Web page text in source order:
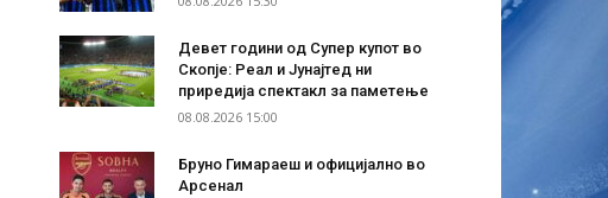
Девет години од Супер купот во
Скопје: Реал и Јунајтед ни
приредија спектакл за паметење
08.08.2026 15:00
Бруно Гимараеш и официјално во
Арсенал